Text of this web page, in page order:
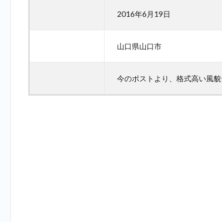
2016年6月19日
山口県山口市
今のポストより、格式高い風